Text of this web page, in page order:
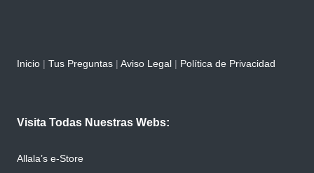
Inicio | Tus Preguntas | Aviso Legal | Política de Privacidad
Visita Todas Nuestras Webs:
Allala’s e-Store